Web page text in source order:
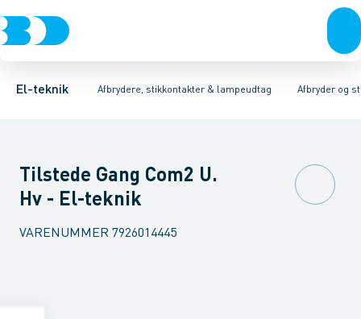
El-teknik Afbrydere, stikkontakter & lampeudtag
Afbrydere, stikkontakter & lampeudtagForgreningsmateriel
Afbryder og
Afbryder og stikdåsemateriel
Afbryder og stikkontakt kombinationInstallationsafbryder
Tilstede Gang Com2 U.
Hv - El-teknik
VARENUMMER 7926014445